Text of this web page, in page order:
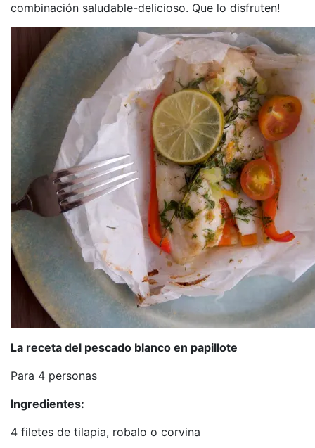
combinación saludable-delicioso. Que lo disfruten!
La receta del pescado blanco en papillote
Para 4 personas
Ingredientes:
4 filetes de tilapia, robalo o corvina